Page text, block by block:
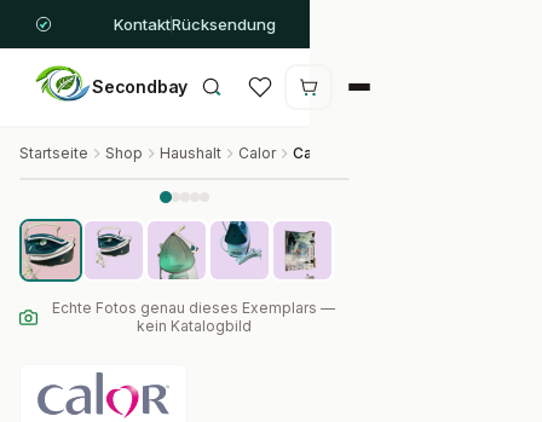
KontaktRücksendung
Secondbay
Warenkorb ist leer
Startseite Shop Haushalt Calor
Echte Fotos genau dieses Exemplars —
kein Katalogbild